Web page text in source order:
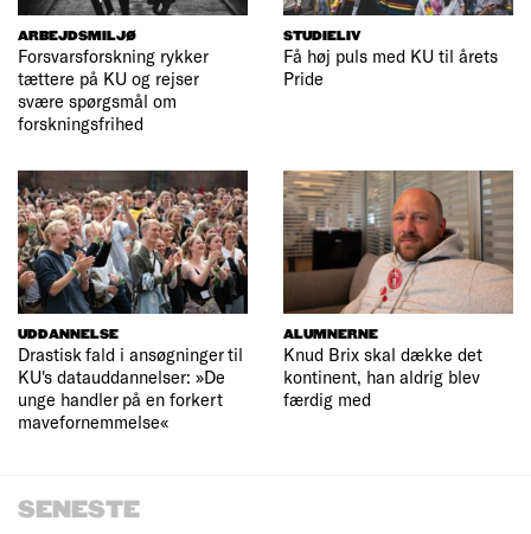
ARBEJDSMILJØ
Forsvarsforskning rykker
tættere på KU og rejser
svære spørgsmål om
forskningsfrihed
STUDIELIV
Få høj puls med KU til årets
Pride
UDDANNELSE
Drastisk fald i ansøgninger til
KU's datauddannelser: »De
unge handler på en forkert
mavefornemmelse«
ALUMNERNE
Knud Brix skal dække det
kontinent, han aldrig blev
færdig med
SENESTE